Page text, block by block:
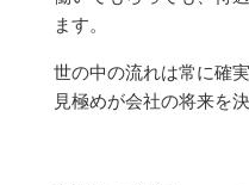
ます。
世の中の流れは常に確
見極めが会社の将来を決